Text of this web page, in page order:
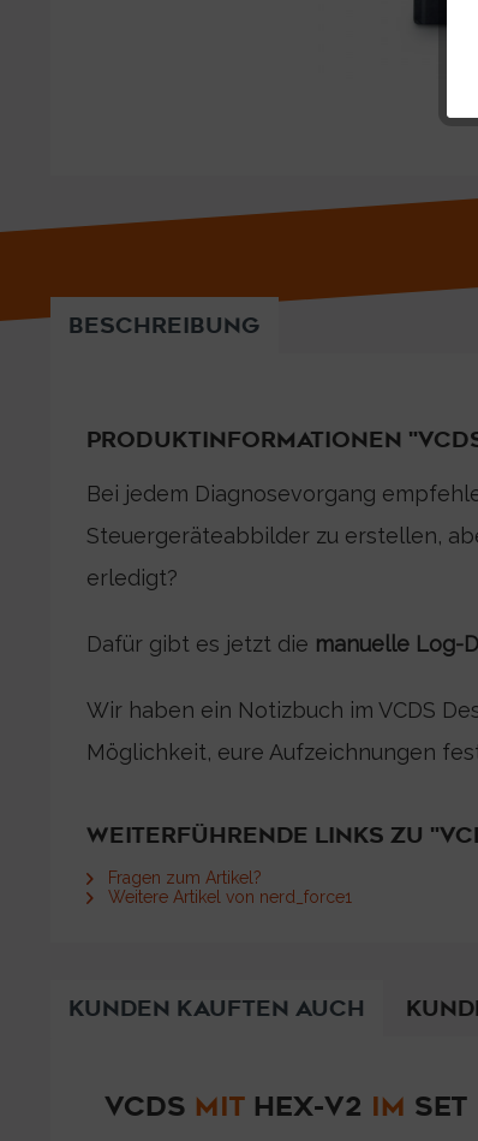
BESCHREIBUNG
PRODUKTINFORMATIONEN
Bei jedem Diagnosevorgang
Steuergeräteabbilder zu erstellen,
erledigt?
Dafür gibt es jetzt die manuelle Log-
Wir haben ein Notizbuch im VCDS
Möglichkeit, eure Aufzeichnungen
WEITERFÜHRENDE LINKS ZU
Fragen zum Artikel?
Weitere Artikel von nerd_force1
KUNDEN KAUFTEN AUCH
VCDS MIT HEX-V2 IM SET